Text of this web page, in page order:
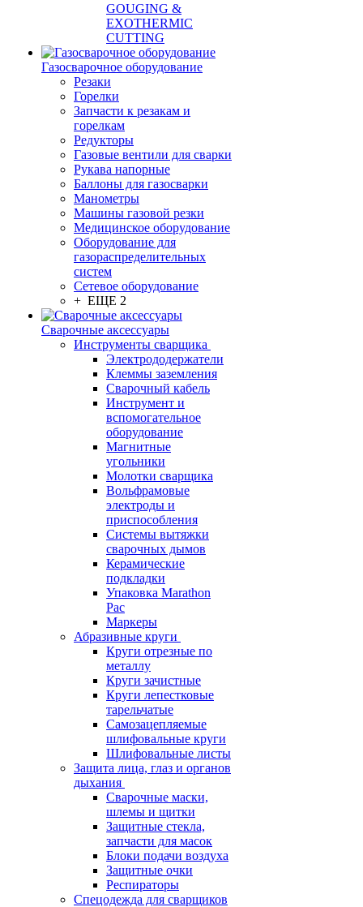
GOUGING &
EXOTHERMIC
CUTTING
Газосварочное оборудование
Резаки
Горелки
Запчасти к резакам и
горелкам
Редукторы
Газовые вентили для сварки
Рукава напорные
Баллоны для газосварки
Манометры
Машины газовой резки
Медицинское оборудование
Оборудование для
газораспределительных
систем
Сетевое оборудование
+ ЕЩЕ 2
Сварочные аксессуары
Инструменты сварщика
Электрододержатели
Клеммы заземления
Сварочный кабель
Инструмент и
вспомогательное
оборудование
Магнитные
угольники
Молотки сварщика
Вольфрамовые
электроды и
приспособления
Системы вытяжки
сварочных дымов
Керамические
подкладки
Упаковка Marathon
Pac
Маркеры
Абразивные круги
Круги отрезные по
металлу
Круги зачистные
Круги лепестковые
тарельчатые
Самозацепляемые
шлифовальные круги
Шлифовальные листы
Защита лица, глаз и органов
дыхания
Сварочные маски,
шлемы и щитки
Защитные стекла,
запчасти для масок
Блоки подачи воздуха
Защитные очки
Респираторы
Спецодежда для сварщиков